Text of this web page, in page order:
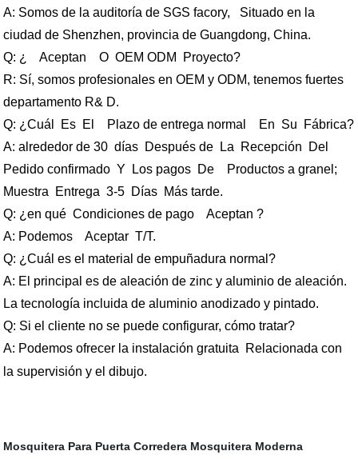
A: Somos de la auditoría de SGS facory, Situado en la
ciudad de Shenzhen, provincia de Guangdong, China.
Q: ¿ Aceptan O OEM ODM Proyecto?
R: Sí, somos profesionales en OEM y ODM,tenemos fuertes
departamento R& D.
Q: ¿Cuál Es El Plazo de entrega normal En Su Fábrica?
A:alrededor de 30 días Después de La Recepción Del
Pedido confirmado Y Los pagos De Productos a granel;
Muestra Entrega 3-5 Días Más tarde.
Q: ¿en qué Condiciones de pago Aceptan ?
A: Podemos Aceptar T/T.
Q: ¿Cuál es el material de empuñadura normal?
A: El principal es de aleación de zinc y aluminio de aleación.
La tecnología incluida de aluminio anodizado y pintado.
Q: Si el cliente no se puede configurar, cómo tratar?
A: Podemos ofrecer la instalación gratuita Relacionada con
la supervisión y el dibujo.
Mosquitera Para Puerta Corredera Mosquitera Moderna